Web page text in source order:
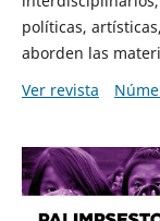
políticas,
aborden las
Ver revista